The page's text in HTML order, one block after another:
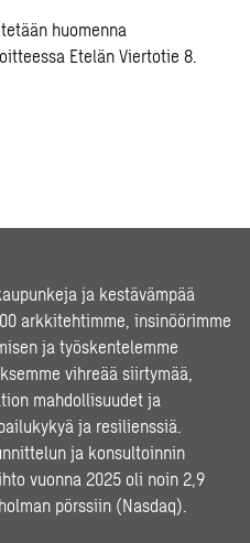
huomenna
Etelän Viertotie 8.
ja kestävämpää
arkkitehtimme, insinöörimme
ja työskentelemme
vihreää siirtymää,
mahdollisuudet ja
ja resilienssiä.
ja konsultoinnin
vuonna 2025 oli noin 2,9
pörssiin (Nasdaq).